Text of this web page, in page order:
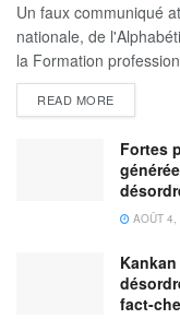
Un faux communiqué
nationale, de
la Formation
READ MORE
Fortes
AOÛT 4,
fact-